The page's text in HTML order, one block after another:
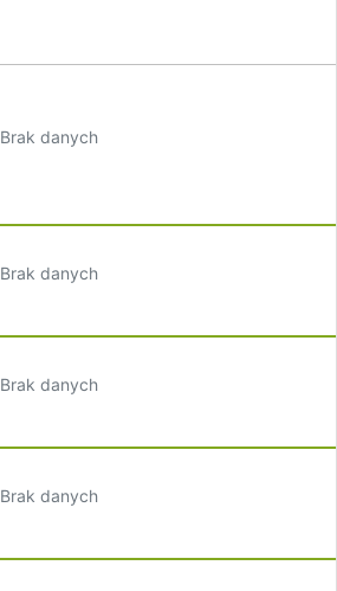
Brak danych
Brak danych
Brak danych
Brak danych